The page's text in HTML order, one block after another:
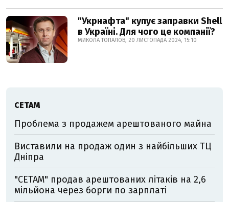
"Укрнафта" купує заправки Shell
в Україні. Для чого це компанії?
МИКОЛА ТОПАЛОВ, 20 ЛИСТОПАДА 2024, 15:10
СЕТАМ
Проблема з продажем арештованого майна
Виставили на продаж один з найбільших ТЦ
Дніпра
"СЕТАМ" продав арештованих літаків на 2,6
мільйона через борги по зарплаті